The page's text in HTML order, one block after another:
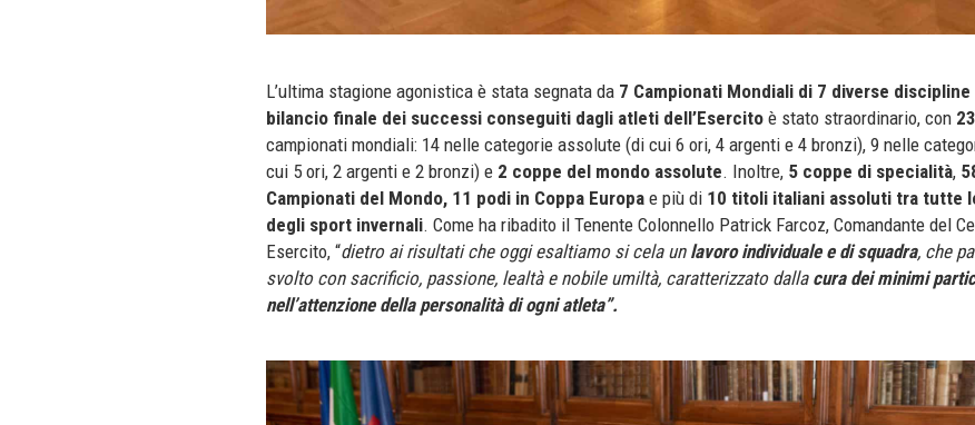
L’ultima stagione agonistica è stata segnata da 7 Campionati Mondiali di 7 diverse
bilancio finale dei successi conseguiti dagli atleti dell’Esercito è stato straordinario, con
campionati mondiali: 14 nelle categorie assolute (di cui 6 ori, 4 argenti e 4 bronzi), 9 nelle
cui 5 ori, 2 argenti e 2 bronzi) e 2 coppe del mondo assolute. Inoltre, 5 coppe di specialità,
Campionati del Mondo, 11 podi in Coppa Europa e più di 10 titoli italiani assoluti tra tutte
degli sport invernali. Come ha ribadito il Tenente Colonnello Patrick Farcoz, Comandante del
Esercito, “dietro ai risultati che oggi esaltiamo si cela unlavoro individuale e di squadra, che
svolto con sacrificio, passione, lealtà e nobile umiltà, caratterizzato dalla cura dei minimi
nell’attenzione della personalità di ogni atleta”.